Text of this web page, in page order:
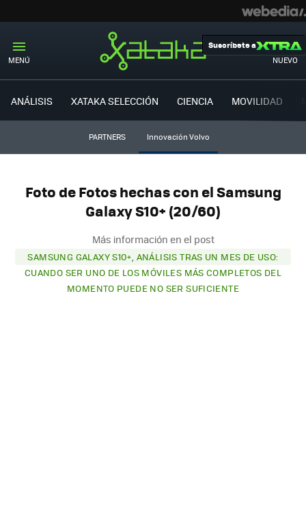
MENÚ NUEVO
Suscríbete a
ANÁLISIS XATAKA SELECCIÓN CIENCIA MOVILIDAD
PARTNERS Innovación Volvo
Foto de Fotos hechas con el Samsung
Galaxy S10+ (20/60)
Más información en el post
SAMSUNG GALAXY S10+, ANÁLISIS TRAS UN MES DE USO:
CUANDO SER UNO DE LOS MÓVILES MÁS COMPLETOS DEL
MOMENTO PUEDE NO SER SUFICIENTE